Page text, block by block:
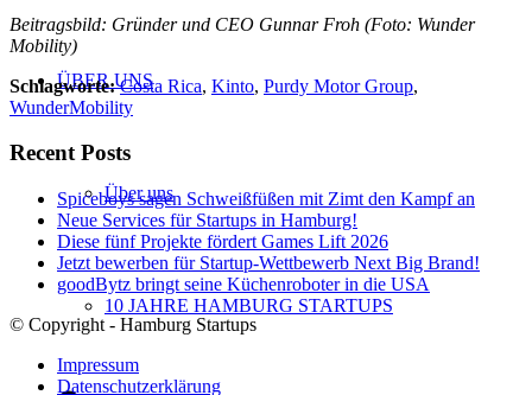
ÜBER UNS
Über uns
10 JAHRE HAMBURG STARTUPS
Beitragsbild: Gründer und CEO Gunnar Froh (Foto: Wunder
Mobility)
Schlagworte: Costa Rica, Kinto, Purdy Motor Group,
WunderMobility
Recent Posts
Spiceboys sagen Schweißfüßen mit Zimt den Kampf an
Neue Services für Startups in Hamburg!
Diese fünf Projekte fördert Games Lift 2026
Jetzt bewerben für Startup-Wettbewerb Next Big Brand!
goodBytz bringt seine Küchenroboter in die USA
© Copyright - Hamburg Startups
Impressum
Datenschutzerklärung